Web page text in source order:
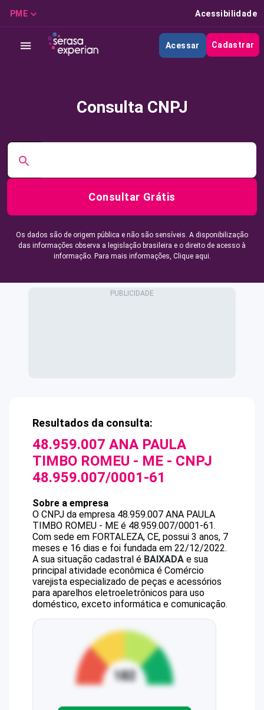
PME Acessibilidade
Acessar Cadastrar
Consulta CNPJ
Consultar Grátis
Os dados são de origem pública e não são sensíveis. A disponibilização
das informações observa a legislação brasileira e o direito de acesso à
informação. Para mais informações, Clique aqui.
Resultados da consulta:
48.959.007 ANA PAULA
TIMBO ROMEU - ME - CNPJ
48.959.007/0001-61
Sobre a empresa
O CNPJ da empresa 48.959.007 ANA PAULA
TIMBO ROMEU - ME é 48.959.007/0001-61.
Com sede em FORTALEZA, CE, possui 3 anos, 7
meses e 16 dias e foi fundada em 22/12/2022.
A sua situação cadastral é BAIXADA e sua
principal atividade econômica é Comércio
varejista especializado de peças e acessórios
para aparelhos eletroeletrônicos para uso
doméstico, exceto informática e comunicação.